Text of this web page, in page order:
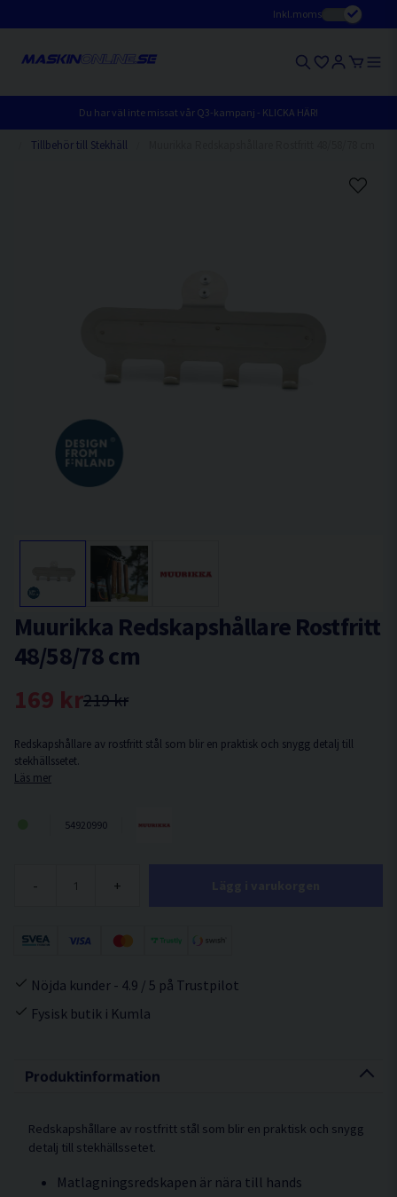
Inkl.moms
Du har väl inte missat vår Q3-kampanj - KLICKA HÄR!
Tillbehör till Stekhäll
Produktinformation
Redskapshållare av rostfritt stål som blir en praktisk och snygg
detalj till stekhällssetet.
Matlagningsredskapen är nära till hands
Muurikka Redskapshållare Rostfritt
48/58/78 cm
219 kr
169 kr
Redskapshållare av rostfritt stål som blir en praktisk och snygg detalj till
stekhällssetet.
Läs mer
54920990
- +
Nöjda kunder - 4.9 / 5 på Trustpilot
Fysisk butik i Kumla